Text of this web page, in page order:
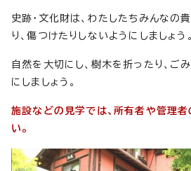
史跡・文化財は、わたしたちみんなの
り、傷つけたりしないようにしましょう。
自然を大切にし、樹木を折ったり、ご
にしましょう。
施設などの見学では、所有者や管理
い。